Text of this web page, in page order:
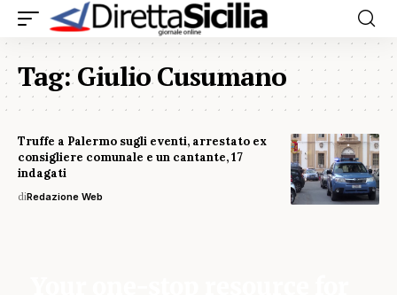
Tag:Giulio Cusumano
Truffe a Palermo sugli eventi, arrestato ex
consigliere comunale e un cantante, 17
indagati
diRedazione Web